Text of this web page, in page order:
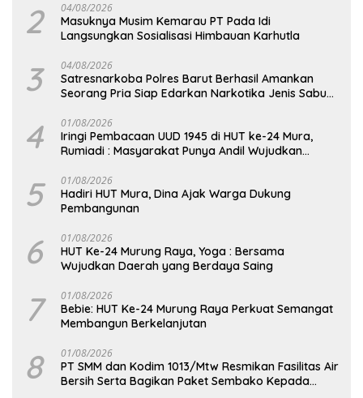
2 04/08/2026
Masuknya Musim Kemarau PT Pada Idi
Langsungkan Sosialisasi Himbauan Karhutla
3 04/08/2026
Satresnarkoba Polres Barut Berhasil Amankan
Seorang Pria Siap Edarkan Narkotika Jenis Sabu
4 01/08/2026
Iringi Pembacaan UUD 1945 di HUT ke-24 Mura,
Rumiadi : Masyarakat Punya Andil Wujudkan
5 01/08/2026
Hadiri HUT Mura, Dina Ajak Warga Dukung
Pembangunan
6 01/08/2026
HUT Ke-24 Murung Raya, Yoga : Bersama
Wujudkan Daerah yang Berdaya Saing
7 01/08/2026
Bebie: HUT Ke-24 Murung Raya Perkuat Semangat
Membangun Berkelanjutan
8 01/08/2026
PT SMM dan Kodim 1013/Mtw Resmikan Fasilitas Air
Bersih Serta Bagikan Paket Sembako Kepada